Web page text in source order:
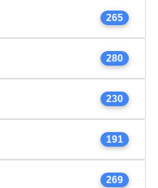
265
280
230
191
269